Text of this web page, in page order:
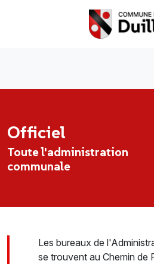
Officiel
Toute l'administration
communale
Les bureaux de
se trouvent au Chemin de